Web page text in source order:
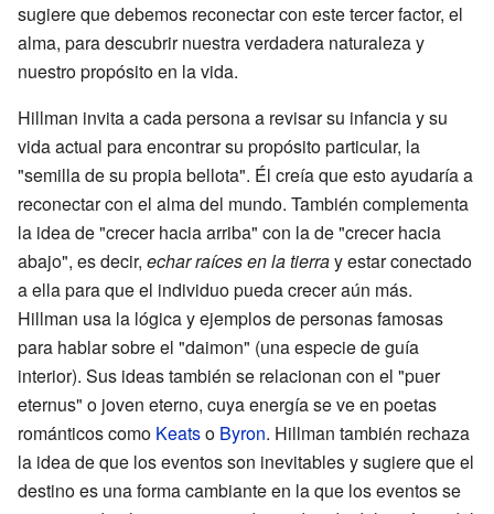
sugiere que debemos reconectar con este tercer factor, el
alma, para descubrir nuestra verdadera naturaleza y
nuestro propósito en la vida.
Hillman invita a cada persona a revisar su infancia y su
vida actual para encontrar su propósito particular, la
"semilla de su propia bellota". Él creía que esto ayudaría a
reconectar con el alma del mundo. También complementa
la idea de "crecer hacia arriba" con la de "crecer hacia
abajo", es decir, echar raíces en la tierray estar conectado
a ella para que el individuo pueda crecer aún más.
Hillman usa la lógica y ejemplos de personas famosas
para hablar sobre el "daimon" (una especie de guía
interior). Sus ideas también se relacionan con el "puer
eternus" o joven eterno, cuya energía se ve en poetas
románticos como Keatso Byron. Hillman también rechaza
la idea de que los eventos son inevitables y sugiere que el
destino es una forma cambiante en la que los eventos se